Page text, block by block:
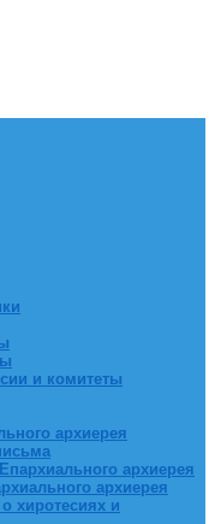
и комитеты
архиерея
архиерея
архиерея
хиротесиях и